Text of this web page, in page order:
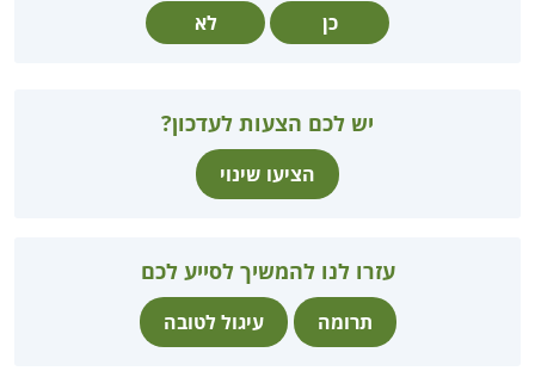
כן לא
יש לכם הצעות לעדכון?
הציעו שינוי
עזרו לנו להמשיך לסייע לכם
תרומה עיגול לטובה